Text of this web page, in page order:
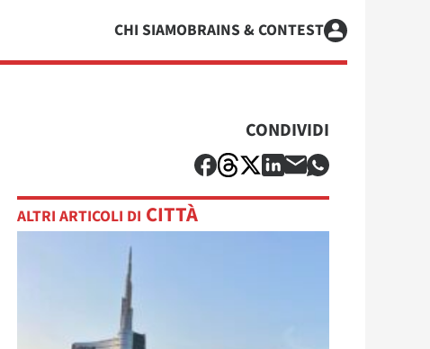
CHI SIAMOBRAINS & CONTEST
CONDIVIDI
ALTRI ARTICOLI DI CITTÀ